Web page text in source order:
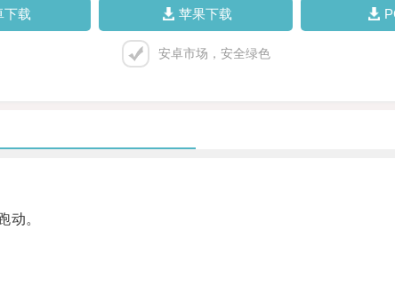
下载 苹果下载
安卓市场，安全绿色
。